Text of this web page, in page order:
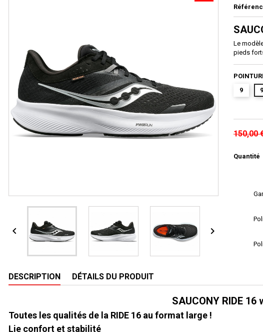
 
Le
pieds
9
150,00
Quantité
DESCRIPTION DÉTAILS DU PRODUIT
SAUCONYRIDE 16
Toutes les qualités de la RIDE 16 au format large !
Lie confort et stabilité